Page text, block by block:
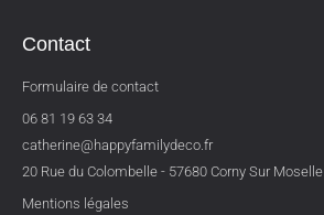
Contact
Formulaire de contact
06 81 19 63 34
catherine@happyfamilydeco.fr
20 Rue du Colombelle - 57680 Corny Sur Moselle
Mentions légales